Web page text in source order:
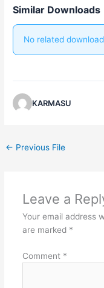
Similar Downloads
No related
KARMASU
← Previous File
Leave a
Your email address
are marked *
Comment *